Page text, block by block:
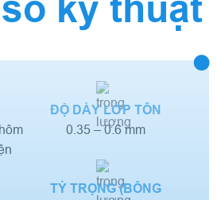
số kỹ thuật
ĐỘ DÀY LỚP TÔN
0.35 – 0.6 mm
TỶ TRỌNG (BÔNG